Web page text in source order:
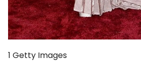
1 Getty Images